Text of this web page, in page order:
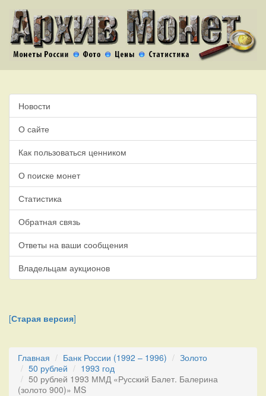
Новости
О сайте
Как пользоваться ценником
О поиске монет
Статистика
Обратная связь
Ответы на ваши сообщения
Владельцам аукционов
[Старая версия]
Главная Банк России (1992 – 1996)
Золото
50 рублей
1993 год
50 рублей 1993 ММД «Русский Балет. Балерина
(золото 900)» MS